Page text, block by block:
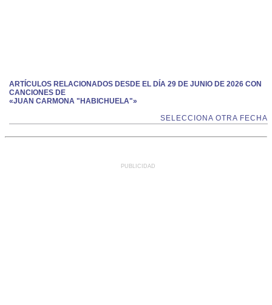
ARTÍCULOS RELACIONADOS DESDE EL DÍA 29 DE JUNIO DE 2026 CON
CANCIONES DE
«JUAN CARMONA "HABICHUELA"»
SELECCIONA OTRA FECHA
PUBLICIDAD